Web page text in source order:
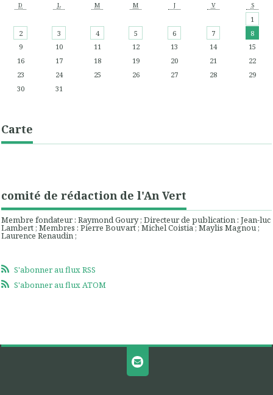
D L M M J V S
1
2
3 4 5 6 7
8
9
10 11 12 13 14
15
16
17 18 19 20 21
22
23
24 25 26 27 28
29
30
31
Carte
comité de rédaction de l'An Vert
Membre fondateur : Raymond Goury ; Directeur de publication : Jean-luc
Lambert ; Membres : Pierre Bouvart ; Michel Coistia ; Maylis Magnou ;
Laurence Renaudin ;
S'abonner au flux RSS
S'abonner au flux ATOM